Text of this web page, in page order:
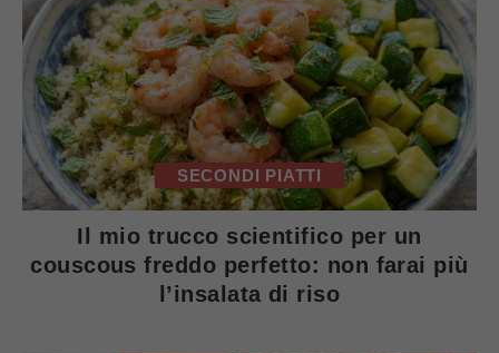
SECONDI PIATTI
Il mio trucco scientifico per un
couscous freddo perfetto: non farai più
l’insalata di riso